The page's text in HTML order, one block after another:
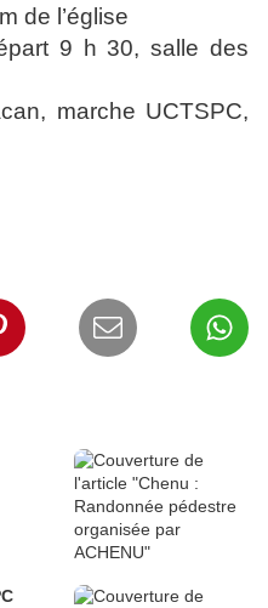
de l’église
9 h 30, salle des
marche UCTSPC,